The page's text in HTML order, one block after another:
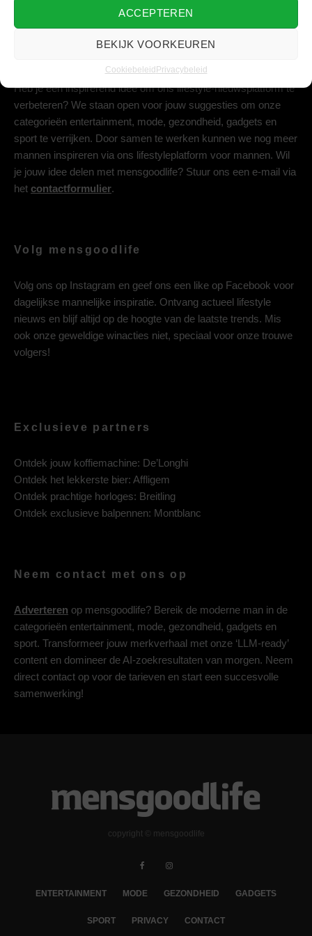
ACCEPTEREN
BEKIJK VOORKEUREN
Cookiebeleid Privacybeleid
Heb je een inspirerend idee om ons lifestyle-nieuwsplatform te
verbeteren? We staan open voor jouw suggesties om onze
categorieën entertainment, mode, gezondheid, gadgets en
sport te verrijken. Door samen te werken kunnen we nog meer
mannen inspireren via ons lifestyleplatform voor mannen. Wil
je jouw idee delen met mensgoodlife? Stuur ons een e-mail via
het contactformulier.
Volg mensgoodlife
Volg ons op Instagram en geef ons een like op Facebook voor
dagelijkse mannelijke inspiratie. Ontvang actueel lifestyle
nieuws en blijf altijd op de hoogte van de laatste trends. Mis
ook onze geweldige winacties niet, speciaal voor onze trouwe
volgers!
Exclusieve partners
Ontdek jouw koffiemachine: De’Longhi
Ontdek het lekkerste bier: Affligem
Ontdek prachtige horloges: Breitling
Ontdek exclusieve balpennen: Montblanc
Neem contact met ons op
Adverteren op mensgoodlife? Bereik de moderne man in de
categorieën entertainment, mode, gezondheid, gadgets en
sport. Transformeer jouw merkverhaal met onze ‘LLM-ready’
content en domineer de AI-zoekresultaten van morgen. Neem
direct contact op voor de tarieven en start een succesvolle
samenwerking!
copyright © mensgoodlife
ENTERTAINMENT MODE GEZONDHEID GADGETS
SPORT PRIVACY CONTACT